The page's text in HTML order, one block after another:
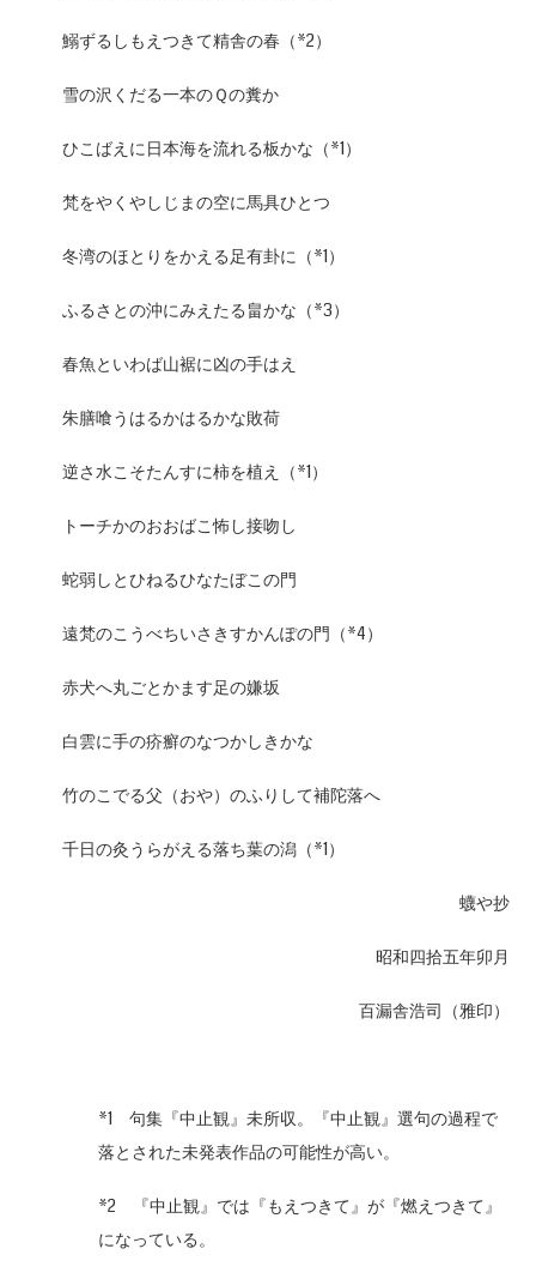
鰯ずるしもえつきて精舎の春（*2）
雪の沢くだる一本のＱの糞か
ひこばえに日本海を流れる板かな（*1）
梵をやくやしじまの空に馬具ひとつ
冬湾のほとりをかえる足有卦に（*1）
ふるさとの沖にみえたる畠かな（*3）
春魚といわば山裾に凶の手はえ
朱膳喰うはるかはるかな敗荷
逆さ水こそたんすに柿を植え（*1）
トーチかのおおばこ怖し接吻し
蛇弱しとひねるひなたぼこの門
遠梵のこうべちいさきすかんぽの門（*4）
赤犬へ丸ごとかます足の嫌坂
白雲に手の疥癬のなつかしきかな
竹のこでる父（おや）のふりして補陀落へ
千日の灸うらがえる落ち葉の潟（*1）
蠛や抄
昭和四拾五年卯月
百漏舎浩司（雅印）
*1 句集『中止観』未所収。『中止観』選句の過程で
落とされた未発表作品の可能性が高い。
*2 『中止観』では『もえつきて』が『燃えつきて』
になっている。